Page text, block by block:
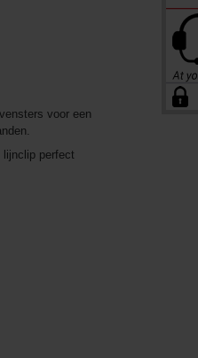
voor een
lijnclip perfect